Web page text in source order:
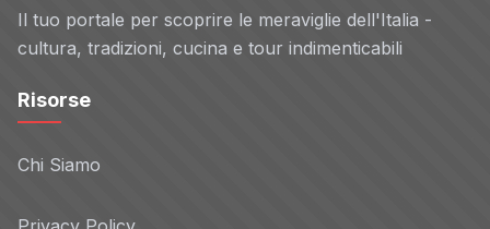
Il tuo portale per scoprire le meraviglie dell'Italia -
cultura, tradizioni, cucina e tour indimenticabili
Risorse
Chi Siamo